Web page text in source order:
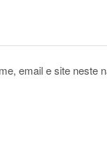
email e site neste